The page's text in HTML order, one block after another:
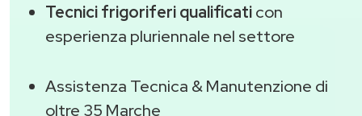
Tecnici frigoriferi qualificaticon
esperienza pluriennale nel settore
Assistenza Tecnica & Manutenzione di
oltre 35 Marche